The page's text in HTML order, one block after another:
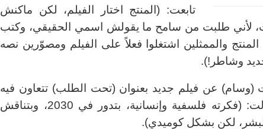
تابعت: (المنتج اختار الفيلم، لكن ماكنش
لأني طلبت من سامح ما يقولش اسمي الحقيقي، وكتب
والممثلين اشتغلوا فعلاً على الفيلم ومصوّرين نصه
وشاطر!).
(وسام) عن فيلم جديد بعنوان (تحت الطلب) تتعاون فيه
مع زوجها (سامح حسين)، وقالت: (فكرته فلسفية وإنسانية، بتدور في 2030، وبتناقش
لكن بشكل كوميدي).